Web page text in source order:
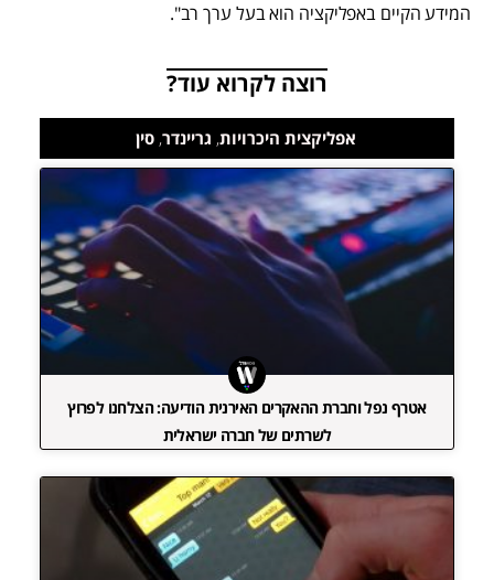
המידע הקיים באפליקציה הוא בעל ערך רב".
רוצה לקרוא עוד?
אפליקצית היכרויות, גריינדר, סין
אטרף נפל וחברת ההאקרים האירנית הודיעה: הצלחנו לפרוץ
לשרתים של חברה ישראלית